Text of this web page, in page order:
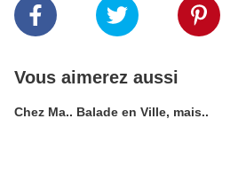
Vous aimerez aussi
Chez Ma.. Balade en Ville, mais..